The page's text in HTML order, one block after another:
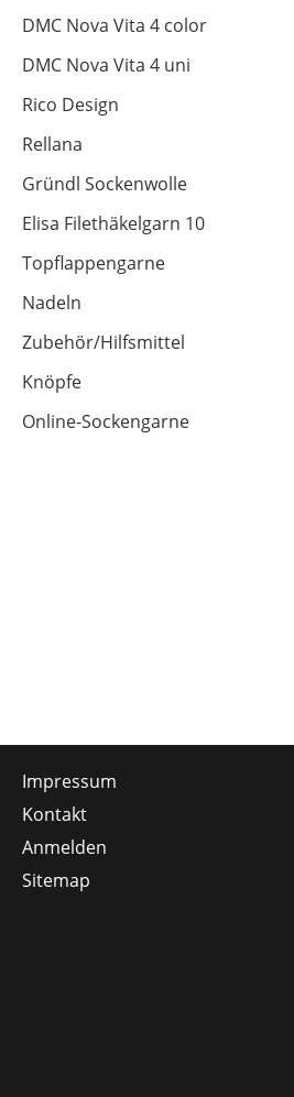
DMC Nova Vita 4 color
DMC Nova Vita 4 uni
Rico Design
Rellana
Gründl Sockenwolle
Elisa Filethäkelgarn 10
Topflappengarne
Nadeln
Zubehör/Hilfsmittel
Knöpfe
Online-Sockengarne
Impressum
Kontakt
Anmelden
Sitemap